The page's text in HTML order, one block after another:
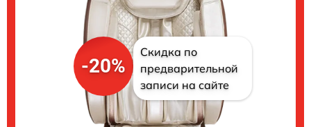
-20%
Скидка по
предварительной
записи на сайте